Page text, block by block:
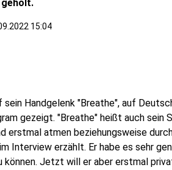
geholt.
15:04
sein Handgelenk "Breathe", auf
gezeigt. "Breathe" heißt auch sein
erstmal atmen beziehungsweise
Interview erzählt. Er habe es sehr
können. Jetzt will er aber erstmal